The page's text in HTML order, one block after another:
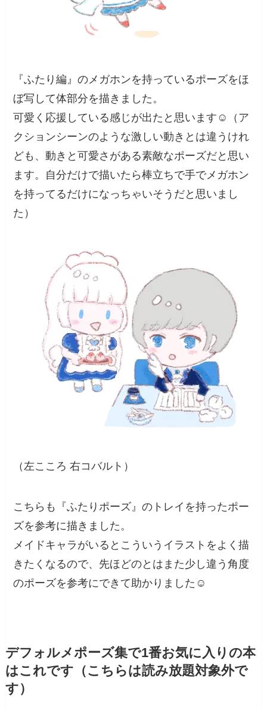
『ふたり編』のメガホンを持っているポーズをほ
ぼ写して体部分を描きました。
可愛く応援している感じが出たと思います☺️（ア
クションシーンのような激しい動きとは違うけれ
ども、動きと可愛さがある素敵なポーズだと思い
ます。自分だけで描いたら棒立ちで手でメガホン
を持ってるだけになっちゃいそうだと思いまし
た）
（左こころ 右コバルト）
こちらも『ふたりポーズ』のトレイを持ったポー
ズを参考に描きました。
メイドキャラがいるとこういうイラストをよく描
きたくなるので、先ほどのとはまた少し違う角度
のポーズを参考にできて助かりました☺️
デフォルメポーズ集で1番お気に入りの本
はこれです（こちらは読み放題対象外で
す）